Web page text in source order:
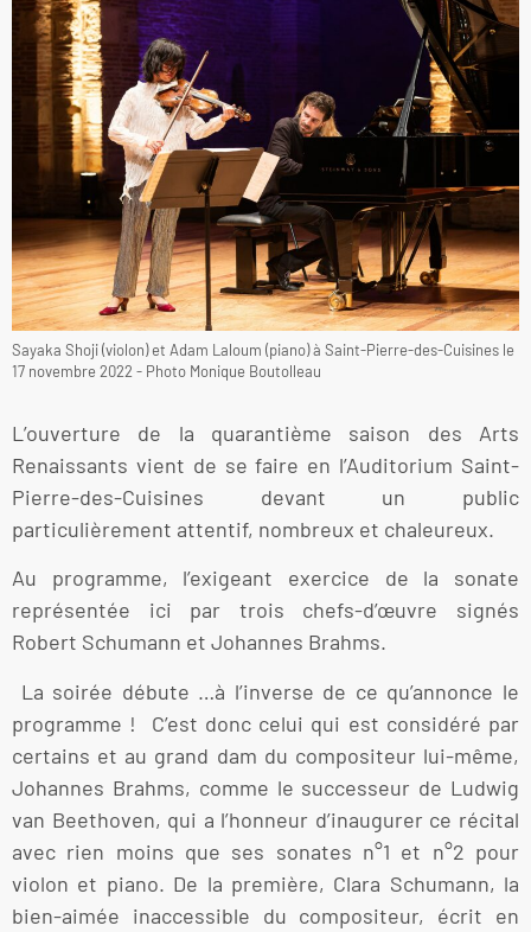
Sayaka Shoji (violon) et Adam Laloum (piano) à Saint-Pierre-des-Cuisines le
17 novembre 2022 - Photo Monique Boutolleau
L’ouverture de la quarantième saison des Arts
Renaissants vient de se faire en l’Auditorium Saint-
Pierre-des-Cuisines devant un public
particulièrement attentif, nombreux et chaleureux.
Au programme, l’exigeant exercice de la sonate
représentée ici par trois chefs-d’œuvre signés
Robert Schumann et Johannes Brahms.
La soirée débute …à l’inverse de ce qu’annonce le
programme ! C’est donc celui qui est considéré par
certains et au grand dam du compositeur lui-même,
Johannes Brahms, comme le successeur de Ludwig
van Beethoven, qui a l’honneur d’inaugurer ce récital
avec rien moins que ses sonates n°1 et n°2 pour
violon et piano. De la première, Clara Schumann, la
bien-aimée inaccessible du compositeur, écrit en